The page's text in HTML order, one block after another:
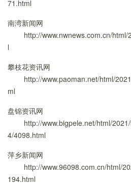
71.html
南湾新闻网
http://www.nwnews.com.cn/
l
攀枝花资讯网
http://www.paoman.net/html/
ml
盘锦资讯网
http://www.bigpele.net/html/
4/4098.html
萍乡新闻网
http://www.96098.com.cn/html/
194.html